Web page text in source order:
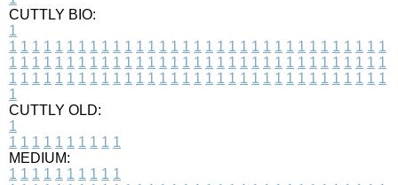
CUTTLY BIO:
1
1 1 1 1 1 1 1 1 1 1 1 1 1 1 1 1 1 1 1 1 1 1 1 1 1 1 1 1 1 1 1 1 1
1 1 1 1 1 1 1 1 1 1 1 1 1 1 1 1 1 1 1 1 1 1 1 1 1 1 1 1 1 1 1 1 1
1 1 1 1 1 1 1 1 1 1 1 1 1 1 1 1 1 1 1 1 1 1 1 1 1 1 1 1 1 1 1 1 1
1
CUTTLY OLD:
1
1 1 1 1 1 1 1 1 1 1
MEDIUM:
1 1 1 1 1 1 1 1 1 1